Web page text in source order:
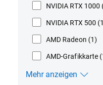
NVIDIA RTX 1000
NVIDIA RTX 500
AMD Radeon (1)
AMD-Grafikkarte
Mehr anzeigen